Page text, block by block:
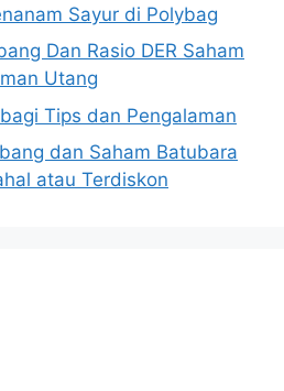
Sayur di Polybag
Dan Rasio DER Saham
Utang
Tips dan Pengalaman
dan Saham Batubara
atau Terdiskon